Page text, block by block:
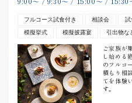
フルコース試食付き 相談会 試
模擬挙式
模擬披露宴 引出物な
ご家族が
し始める
のフルコ
積もり相
てを体験
す。